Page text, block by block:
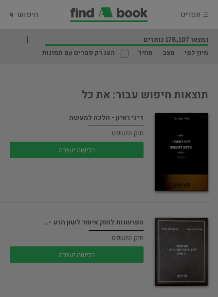
תפריט חיפוש
נמצאו 178,107 כותרים
מיון לפי
מצב מחיר הצג רק ספרים עם תמונות
תוצאות חיפוש עבור: את כל
דיני ראיון - הלכה למעשה
חוק ומשפט
רכישה ישירה
הפרשנות לחוק איסור לשון הרע -…
חוק ומשפט
רכישה ישירה